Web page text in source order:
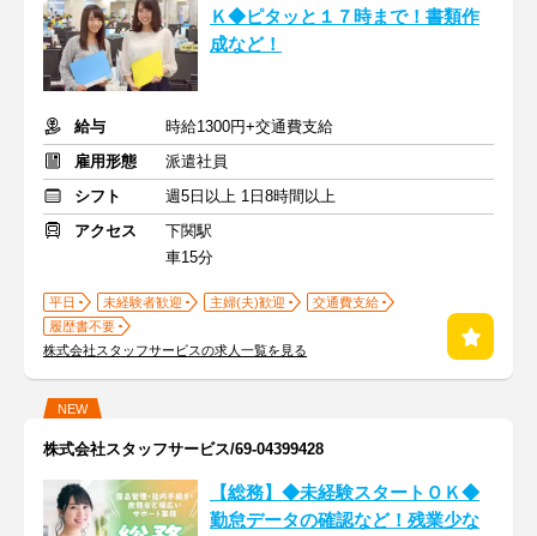
Ｋ◆ピタッと１７時まで！書類作
成など！
給与
時給1300円+交通費支給
雇用形態
派遣社員
シフト
週5日以上 1日8時間以上
アクセス
下関駅
車15分
平日 未経験者歓迎 主婦(夫)歓迎
交通費支給
履歴書不要
株式会社スタッフサービスの求人一覧を見る
NEW
株式会社スタッフサービス/69-04399428
【総務】◆未経験スタートＯＫ◆
勤怠データの確認など！残業少な